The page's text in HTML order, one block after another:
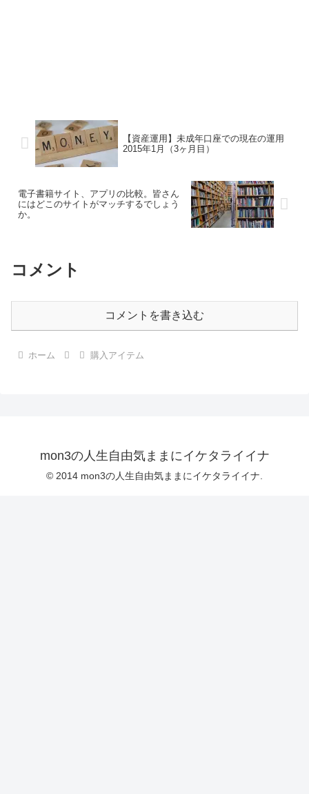
【資産運用】未成年口座での現在の運用
2015年1月（3ヶ月目）
電子書籍サイト、アプリの比較。皆さん
にはどこのサイトがマッチするでしょう
か。
コメント
コメントを書き込む
ホーム 購入アイテム
mon3の人生自由気ままにイケタライイナ
© 2014 mon3の人生自由気ままにイケタライイナ.